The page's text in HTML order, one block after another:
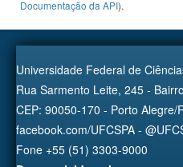
Documentação da API).
Universidade Federal de
Rua Sarmento Leite, 245 -
CEP: 90050-170 - Porto Alegre/
facebook.com/UFCSPA -
Fone +55 (51) 3303-9000